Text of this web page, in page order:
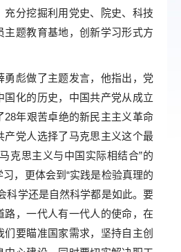
充分挖掘利用党史、院史、科技
主题教育基地，创新学习形式方
彪做了主题发言，他指出，党
国化的历史，中国共产党从成立
28年艰苦卓绝的新民主主义革命
产党人选择了马克思主义这个最
克思主义与中国实际相结合”的
，更体会到“实践是检验真理的
科学还是自然科学都是如此。要
路，一代人有一代人的使命，在
要瞄准国家需求，坚持自主创